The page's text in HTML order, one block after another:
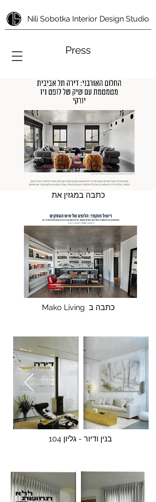
Nili Sobotka Interior Design Studio
Press
כתבה במגזין את
Mako Living כתבה ב
בנין ודיור - גליון 104